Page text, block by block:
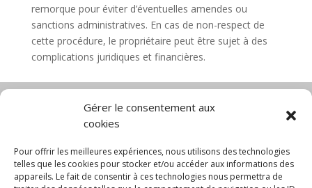
Gérer le consentement aux
cookies
Pour offrir les meilleures expériences, nous utilisons des technologies
telles que les cookies pour stocker et/ou accéder aux informations des
appareils. Le fait de consentir à ces technologies nous permettra de
remorque pour éviter d’éventuelles amendes ou
sanctions administratives. En cas de non-respect de
cette procédure, le propriétaire peut être sujet à des
complications juridiques et financières.
Diable électrique
Chariot manutention
CGV
Mentions légales
Politique de confidentialité et protection des